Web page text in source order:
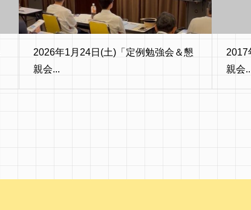
2026年1月24日(土)「定例勉強会＆懇
親会...
2017
親会